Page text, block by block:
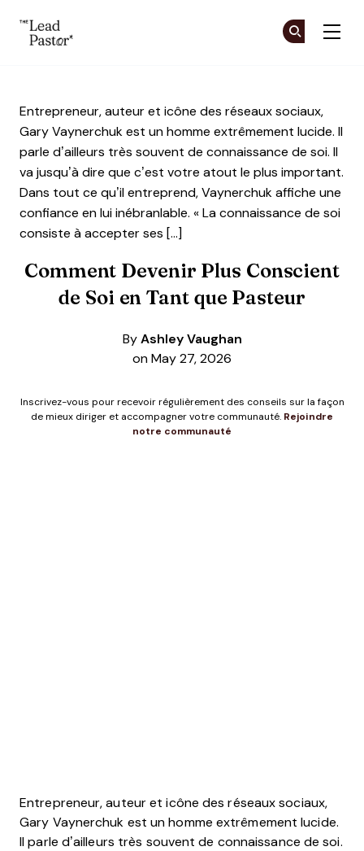
Comment Devenir Plus Conscient
de Soi en Tant que Pasteur
By Ashley Vaughan
on May 27, 2026
Inscrivez-vous pour recevoir régulièrement des conseils sur la façon
de mieux diriger et accompagner votre communauté. Rejoindre
notre communauté
Entrepreneur, auteur et icône des réseaux sociaux,
Gary Vaynerchuk est un homme extrêmement lucide. Il
parle d’ailleurs très souvent de connaissance de soi. Il
va jusqu’à dire que c’est votre atout le plus important.
Dans tout ce qu’il entreprend, Vaynerchuk affiche une
confiance en lui inébranlable. « La connaissance de soi
consiste à accepter ses […]
Entrepreneur, auteur et icône des réseaux sociaux,
Gary Vaynerchuk est un homme extrêmement lucide.
Il parle d’ailleurs très souvent de connaissance de soi.